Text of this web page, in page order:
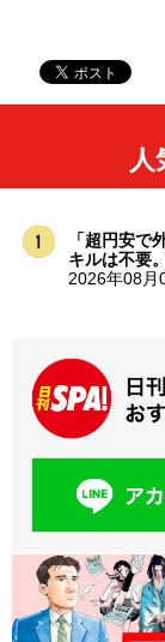
人
「超円安で
キルは不要
2026年08月